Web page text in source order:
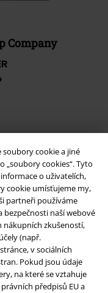
cookie a jiné
„soubory cookies“. Tyto
o uživatelích,
cookie umísťujeme my,
partneři používáme
naší webové
nákupních zkušeností,
(např.
v sociálních
Pokud jsou údaje
na které se vztahuje
předpisů EU a
Company